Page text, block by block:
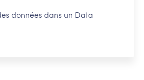
données dans un Data